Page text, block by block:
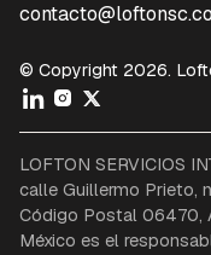
© Copyright 2026.
LOFTON SERVICIOS
calle Guillermo Prieto,
Código Postal 06470,
México es el